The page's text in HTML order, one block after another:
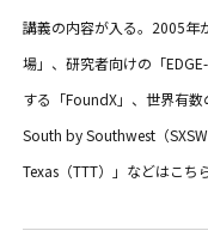
講義の内容が入る。2005年
場」、研究者向けの「
する「FoundX」、世界有
South by Southwest（
Texas（TTT）」などはこち